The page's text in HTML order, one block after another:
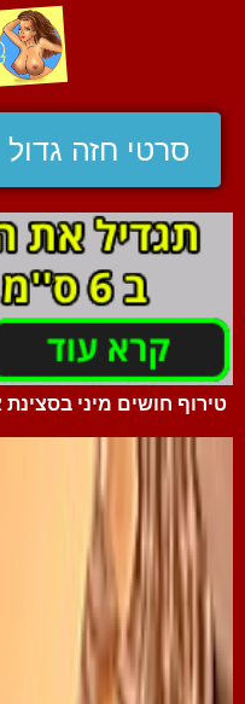
סרטי חזה גדול
טירוף חושים מיני בסצינת